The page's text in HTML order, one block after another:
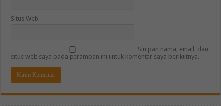
Situs Web
Simpan nama, email, dan
situs web saya pada peramban ini untuk komentar saya berikutnya.